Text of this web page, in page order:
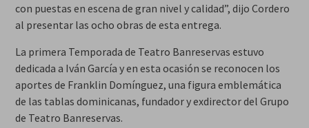
con puestas en escena de gran nivel y calidad”, dijo Cordero
al presentar las ocho obras de esta entrega.
La primera Temporada de Teatro Banreservas estuvo
dedicada a Iván García y en esta ocasión se reconocen los
aportes de Franklin Domínguez, una figura emblemática
de las tablas dominicanas, fundador y exdirector del Grupo
de Teatro Banreservas.